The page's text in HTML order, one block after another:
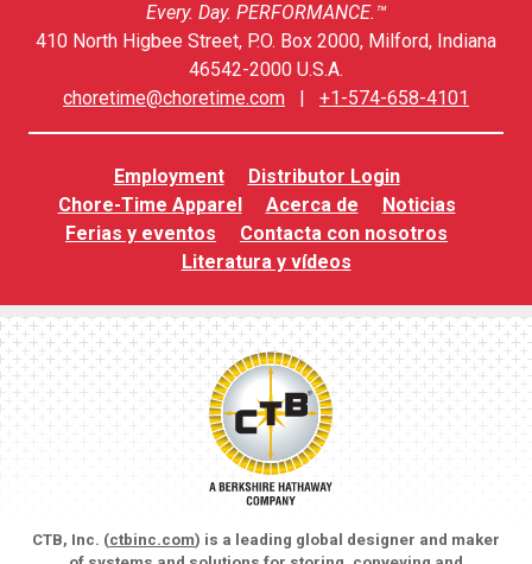
Every. Day. PERFORMANCE.™
410 North Higbee Street, P.O. Box 2000, Milford, Indiana
46542-2000 U.S.A.
choretime@choretime.com | +1-574-658-4101
Employment
Distributor Login
Chore-Time Apparel
Acerca de
Noticias
Ferias y eventos
Contacta con nosotros
Literatura y vídeos
CTB, Inc. (ctbinc.com) is a leading global designer and maker